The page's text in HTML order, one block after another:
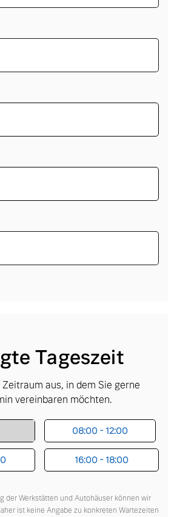
Tageszeit
aus, in dem Sie gerne
vereinbaren möchten.
08:00 - 12:00
16:00 - 18:00
der Werkstätten und Autohäuser können wir
ist keine Angabe zu konkreten Wartezeiten